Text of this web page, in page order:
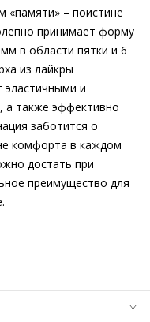
«памяти».
при каждом шаге –
Долговечные,
этой модели
на этичное и
«памяти» – поистине
принимает форму
в области пятки и 6
из лайкры
эластичными и
а также эффективно
заботится о
комфорта в каждом
достать при
преимущество для